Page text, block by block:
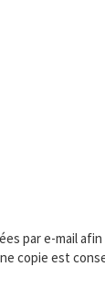
par e-mail
copie est